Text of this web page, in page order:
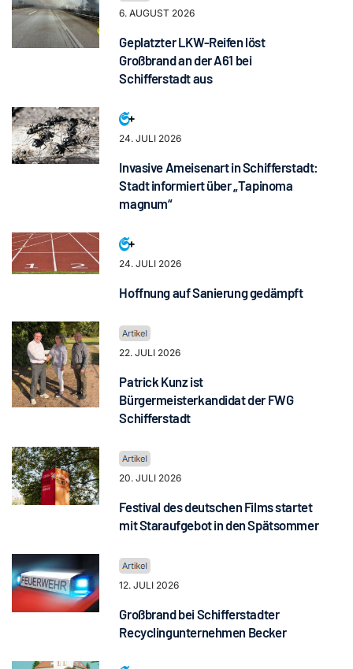
6. AUGUST 2026
Geplatzter LKW-Reifen löst
Großbrand an der A61 bei
Schifferstadt aus
24. JULI 2026
Invasive Ameisenart in Schifferstadt:
Stadt informiert über „Tapinoma
magnum“
24. JULI 2026
Hoffnung auf Sanierung gedämpft
22. JULI 2026
Patrick Kunz ist
Bürgermeisterkandidat der FWG
Schifferstadt
20. JULI 2026
Festival des deutschen Films startet
mit Staraufgebot in den Spätsommer
12. JULI 2026
Großbrand bei Schifferstadter
Recyclingunternehmen Becker